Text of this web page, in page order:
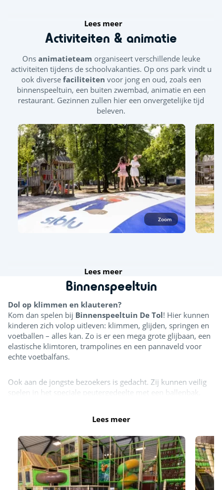
Lees meer
Activiteiten & animatie
Ons animatieteam organiseert verschillende leuke
activiteiten tijdens de schoolvakanties. Op ons park vindt u
ook diverse faciliteiten voor jong en oud, zoals een
binnenspeeltuin, een buiten zwembad, animatie en een
restaurant. Gezinnen zullen hier een onvergetelijke tijd
beleven.
Zoom
Lees meer
Binnenspeeltuin
Dol op klimmen en klauteren?
Kom dan spelen bij Binnenspeeltuin De Tol! Hier kunnen
kinderen zich volop uitleven: klimmen, glijden, springen en
voetballen – alles kan. Zo is er een mega grote glijbaan, een
elastische klimtoren, trampolines en een pannaveld voor
echte voetbalfans.
Ook aan de jongste bezoekers is gedacht. Zij kunnen veilig
spelen in het speciale peutergedeelte met een ballenbak,
Binnenspeeltuin De Tol biedt gratis wifi. Ouders en
begeleiders hebben gratis toegang tot het speelparadijs. In
de ruime zitgelegenheid, direct naast de horeca, kun je
ontspannen genieten van een hapje en een drankje terwijl
de kinderen spelen.
Lees meer